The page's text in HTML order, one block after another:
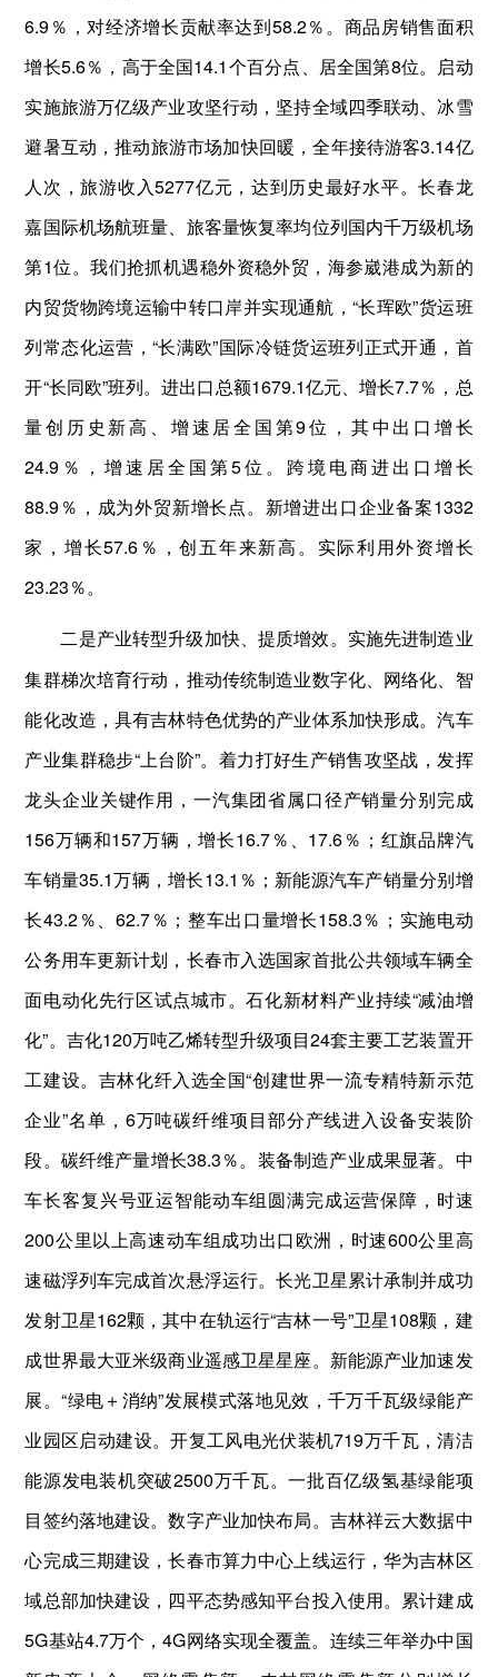
6.9％，对经济增长贡献率达到58.2％。商品房销售面积
增长5.6％，高于全国14.1个百分点、居全国第8位。启动
实施旅游万亿级产业攻坚行动，坚持全域四季联动、冰雪
避暑互动，推动旅游市场加快回暖，全年接待游客3.14亿
人次，旅游收入5277亿元，达到历史最好水平。长春龙
嘉国际机场航班量、旅客量恢复率均位列国内千万级机场
第1位。我们抢抓机遇稳外资稳外贸，海参崴港成为新的
内贸货物跨境运输中转口岸并实现通航，“长珲欧”货运班
列常态化运营，“长满欧”国际冷链货运班列正式开通，首
开“长同欧”班列。进出口总额1679.1亿元、增长7.7％，总
量创历史新高、增速居全国第9位，其中出口增长
24.9％，增速居全国第5位。跨境电商进出口增长
88.9％，成为外贸新增长点。新增进出口企业备案1332
家，增长57.6％，创五年来新高。实际利用外资增长
23.23％。
二是产业转型升级加快、提质增效。 实施先进制造业
集群梯次培育行动，推动传统制造业数字化、网络化、智
能化改造，具有吉林特色优势的产业体系加快形成。汽车
产业集群稳步“上台阶”。着力打好生产销售攻坚战，发挥
龙头企业关键作用，一汽集团省属口径产销量分别完成
156万辆和157万辆，增长16.7％、17.6％；红旗品牌汽
车销量35.1万辆，增长13.1％；新能源汽车产销量分别增
长43.2％、62.7％；整车出口量增长158.3％；实施电动
公务用车更新计划，长春市入选国家首批公共领域车辆全
面电动化先行区试点城市。石化新材料产业持续“减油增
化”。吉化120万吨乙烯转型升级项目24套主要工艺装置开
工建设。吉林化纤入选全国“创建世界一流专精特新示范
企业”名单，6万吨碳纤维项目部分产线进入设备安装阶
段。碳纤维产量增长38.3％。装备制造产业成果显著。中
车长客复兴号亚运智能动车组圆满完成运营保障，时速
200公里以上高速动车组成功出口欧洲，时速600公里高
速磁浮列车完成首次悬浮运行。长光卫星累计承制并成功
发射卫星162颗，其中在轨运行“吉林一号”卫星108颗，建
成世界最大亚米级商业遥感卫星星座。新能源产业加速发
展。“绿电＋消纳”发展模式落地见效，千万千瓦级绿能产
业园区启动建设。开复工风电光伏装机719万千瓦，清洁
能源发电装机突破2500万千瓦。一批百亿级氢基绿能项
目签约落地建设。数字产业加快布局。吉林祥云大数据中
心完成三期建设，长春市算力中心上线运行，华为吉林区
域总部加快建设，四平态势感知平台投入使用。累计建成
5G基站4.7万个，4G网络实现全覆盖。连续三年举办中国